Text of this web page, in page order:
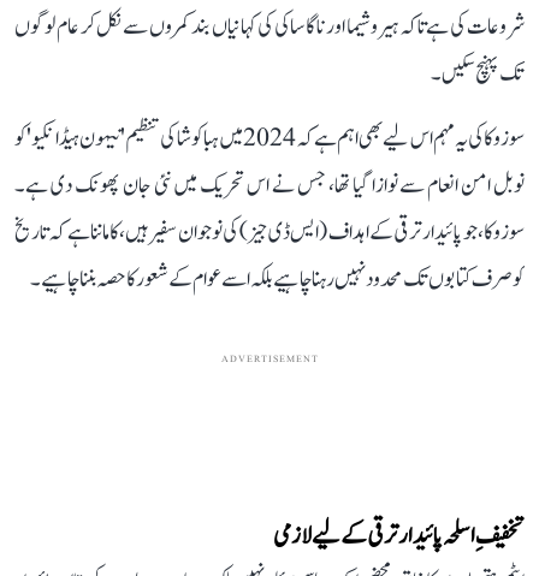
شروعات کی ہے تاکہ ہیروشیما اور ناگاساکی کی کہانیاں بند کمروں سے نکل کر عام لوگوں
تک پہنچ سکیں۔
سوزوکا کی یہ مہم اس لیے بھی اہم ہے کہ 2024 میں ہباکوشا کی تنظیم 'نیہون ہیڈانکیو' کو
نوبل امن انعام سے نوازا گیا تھا، جس نے اس تحریک میں نئی جان پھونک دی ہے۔
سوزوکا، جو پائیدار ترقی کے اہداف (ایس ڈی جیز) کی نوجوان سفیر ہیں، کا ماننا ہے کہ تاریخ
کو صرف کتابوں تک محدود نہیں رہنا چاہیے بلکہ اسے عوام کے شعور کا حصہ بننا چاہیے۔
ADVERTISEMENT
تخفیفِ اسلحہ پائیدار ترقی کے لیے لازمی